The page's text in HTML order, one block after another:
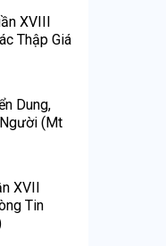
XVIII
Thập Giá
Dung,
(Mt
XVII
Tin